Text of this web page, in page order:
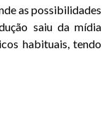
as possibilidades
saiu da mídia
habituais, tendo